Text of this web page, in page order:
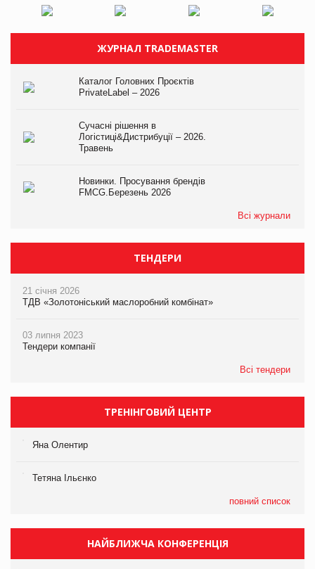
ЖУРНАЛ TRADEMASTER
Каталог Головних Проєктів
PrivateLabel – 2026
Сучасні рішення в
Логістиці&Дистрибуції – 2026.
Травень
Новинки. Просування брендів
FMCG.Березень 2026
Всі журнали
ТЕНДЕРИ
21 січня 2026
ТДВ «Золотоніський маслоробний комбінат»
03 липня 2023
Тендери компанії
Всі тендери
ТРЕНІНГОВИЙ ЦЕНТР
Яна Олентир
Тетяна Ільєнко
повний список
НАЙБЛИЖЧА КОНФЕРЕНЦІЯ